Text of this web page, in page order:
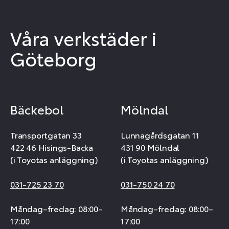
Våra verkstäder i
Göteborg
Bäckebol
Transportgatan 33
422 46 Hisings-Backa
(i Toyotas anläggning)
031-725 23 70
Måndag–fredag: 08:00–
17:00
Mölndal
Lunnagårdsgatan 11
431 90 Mölndal
(i Toyotas anläggning)
031-750 24 70
Måndag–fredag: 08:00–
17:00